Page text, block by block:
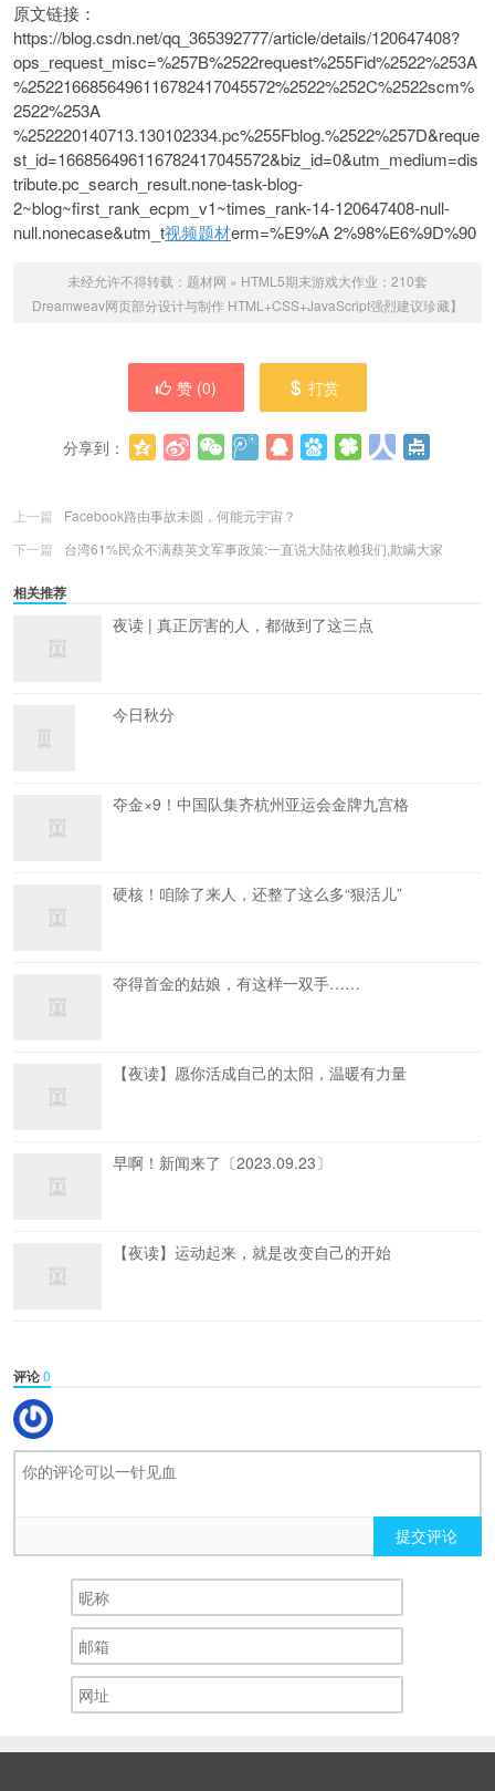
原文链接：
https://blog.csdn.net/qq_365392777/article/details/120647408?
ops_request_misc=%257B%2522request%255Fid%2522%253A
%2522166856496116782417045572%2522%252C%2522scm%
2522%253A
%252220140713.130102334.pc%255Fblog.%2522%257D&reque
st_id=166856496116782417045572&biz_id=0&utm_medium=dis
tribute.pc_search_result.none-task-blog-
2~blog~first_rank_ecpm_v1~times_rank-14-120647408-null-
null.nonecase&utm_t视频题材erm=%E9%A 2%98%E6%9D%90
未经允许不得转载： 题材网 » HTML5期末游戏大作业：210套
Dreamweav网页部分设计与制作 HTML+CSS+JavaScript强烈建议珍藏】
赞 (0) 打赏
分享到：
上一篇
Facebook路由事故未圆，何能元宇宙？
下一篇
台湾61%民众不满蔡英文军事政策:一直说大陆依赖我们,欺瞒大家
相关推荐
夜读 | 真正厉害的人，都做到了这三点
今日秋分
夺金×9！中国队集齐杭州亚运会金牌九宫格
硬核！咱除了来人，还整了这么多“狠活儿”
夺得首金的姑娘，有这样一双手……
【夜读】愿你活成自己的太阳，温暖有力量
早啊！新闻来了〔2023.09.23〕
【夜读】运动起来，就是改变自己的开始
评论0
提交评论